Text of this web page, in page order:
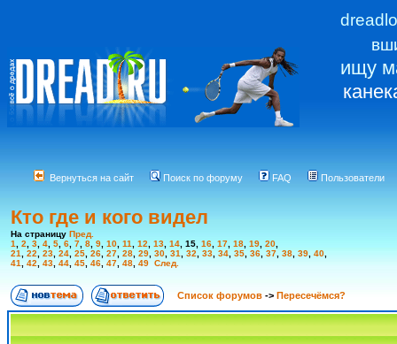
ищу
Вернуться на сайт Поиск по форуму FAQ Пользователи
Кто где и кого видел
На страницу Пред.
1
2 3 4 5 6 7 8 9 10 11 12 13 14 15 16 17 18 19 20
21
22 23 24 25 26 27 28 29 30 31 32 33 34 35 36 37 38 39 40
41
42 43 44 45 46 47 48 49 След.
Список форумов -> Пересечёмся?